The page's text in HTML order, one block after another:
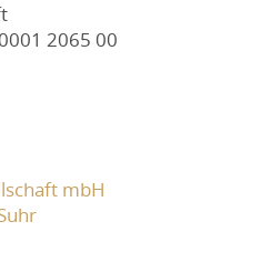
2065 00
mbH